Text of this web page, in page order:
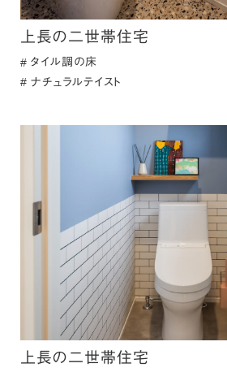
上長の二世帯住宅
タイル調の床
ナチュラルテイスト
上長の二世帯住宅